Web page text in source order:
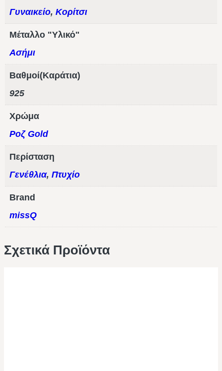
Γυναικείο, Κορίτσι
Μέταλλο "Υλικό"
Ασήμι
Βαθμοί(Καράτια)
925
Χρώμα
Ροζ Gold
Περίσταση
Γενέθλια, Πτυχίο
Brand
missQ
Σχετικά Προϊόντα